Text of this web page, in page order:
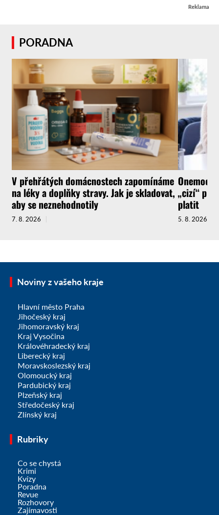
Reklama
PORADNA
V přehřátých domácnostech zapomínáme
na léky a doplňky stravy. Jak je skladovat,
aby se neznehodnotily
7. 8. 2026
„cizí“
platit
5. 8. 2026
Noviny z vašeho kraje
Hlavní město Praha
Jihočeský kraj
Jihomoravský kraj
Kraj Vysočina
Královéhradecký kraj
Liberecký kraj
Moravskoslezský kraj
Olomoucký kraj
Pardubický kraj
Plzeňský kraj
Středočeský kraj
Zlínský kraj
Rubriky
Co se chystá
Krimi
Kvízy
Poradna
Revue
Rozhovory
Zajímavosti